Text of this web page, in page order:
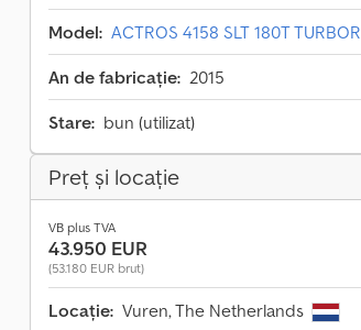
Model: ACTROS 4158 SLT 180T
An de fabricație: 2015
Stare: bun (utilizat)
Preț și locație
VB plus TVA
43.950 EUR
(53.180 EUR brut)
Locație: Vuren, The Netherlands